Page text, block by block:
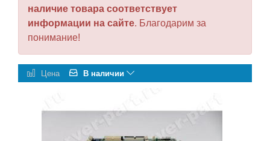
наличие товара соответствует
информации на сайте. Благодарим за
понимание!
Цена В наличии